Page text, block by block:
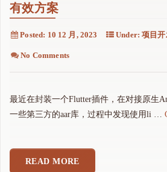
有效方案
Posted: 10 12 月, 2023 Under:项目开
No Comments
最近在封装一个Flutter插件，在对接原生
一些第三方的aar库，过程中发现使用li …
READ MORE